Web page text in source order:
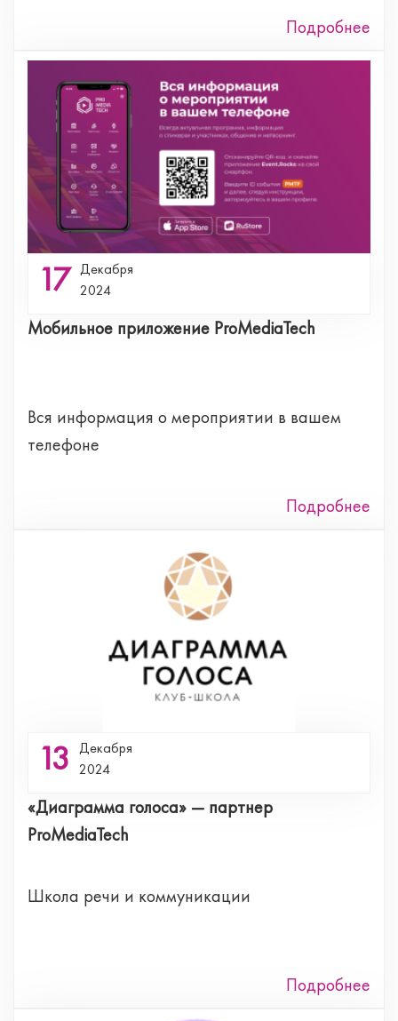
Подробнее
17 Декабря
2024
Мобильное приложение ProMediaTech
Вся информация о мероприятии в вашем
телефоне
Подробнее
13 Декабря
2024
«Диаграмма голоса» — партнер
ProMediaTech
Школа речи и коммуникации
Подробнее